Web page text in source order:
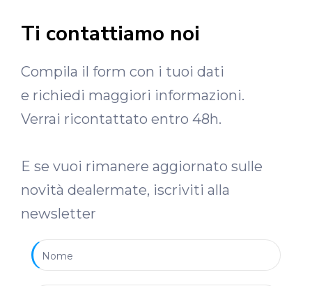
Ti contattiamo noi
Compila il form con i tuoi dati
e richiedi maggiori informazioni.
Verrai ricontattato entro 48h.
E se vuoi rimanere aggiornato sulle
novità dealermate, iscriviti alla
newsletter